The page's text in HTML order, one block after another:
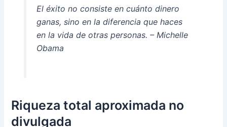
El éxito no consiste en cuánto dinero
ganas, sino en la diferencia que haces
en la vida de otras personas. – Michelle
Obama
Riqueza total aproximada no
divulgada